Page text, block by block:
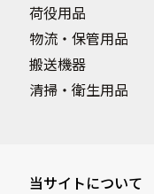
荷役用品
物流・保管用品
搬送機器
清掃・衛生用品
当サイトについて